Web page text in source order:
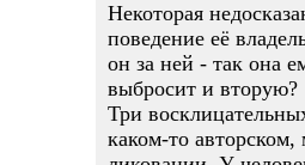
Некоторая
поведение её
он за ней - так она
выбросит и вторую?
Три
каком-то авторском,